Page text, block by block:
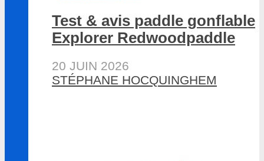
Test & avis paddle gonflable
Explorer Redwoodpaddle
20 JUIN 2026
STÉPHANE HOCQUINGHEM